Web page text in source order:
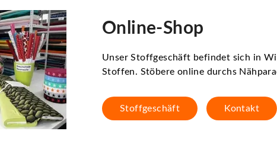
Online-Shop
Unser Stoffgeschäft befindet sich in
Stoffen. Stöbere online durchs
Stoffgeschäft Kontakt